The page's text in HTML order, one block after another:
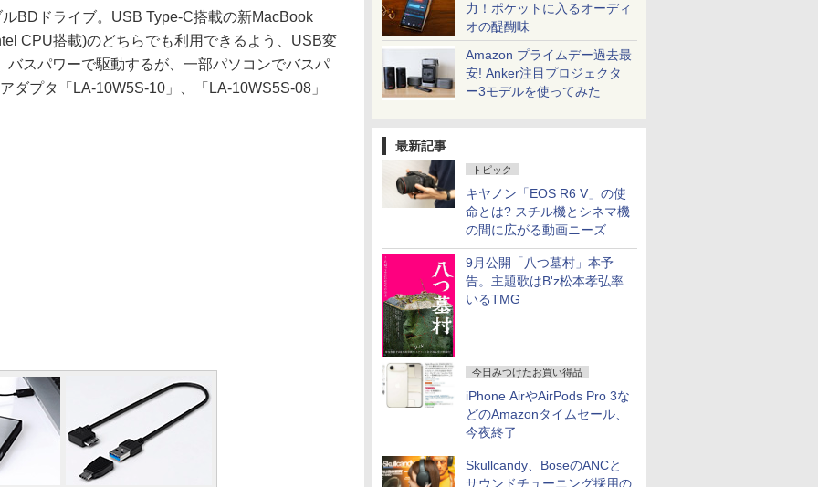
力！ポケットに入るオーディ
オの醍醐味
Amazon プライムデー過去最
安! Anker注目プロジェクタ
ー3モデルを使ってみた
最新記事
トピック
キヤノン「EOS R6 V」の使
命とは? スチル機とシネマ機
の間に広がる動画ニーズ
9月公開「八つ墓村」本予
告。主題歌はB'z松本孝弘率
いるTMG
今日みつけたお買い得品
iPhone AirやAirPods Pro 3な
どのAmazonタイムセール、
今夜終了
Skullcandy、BoseのANCと
サウンドチューニング採用の
BDドライブ。USB Type-C搭載の新MacBook
CPU搭載)のどちらでも利用できるよう、USB変
バスパワーで駆動するが、一部パソコンでバスパ
ダプタ「LA-10W5S-10」、「LA-10WS5S-08」